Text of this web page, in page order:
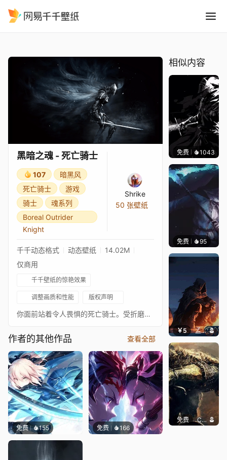
黑暗之魂 - 死亡骑士
107
暗黑风
死亡骑士
游戏
骑士
魂系列
Boreal Outrider
Knight
Shrike
50 张壁纸
千千动态格式 动态壁纸
14.02M
仅商用
千千壁纸的惊艳效果
调整画质和性能 版权声明
你面前站着令人畏惧的死亡骑士。受折磨的灵魂幽光从它背后流出，预示着如果你未能战胜这可憎之物的命运。图片：Boreal Outrider Knight Dark Souls III 作者 Deridder45 音乐：The Call - League of Legends 如果你喜欢我的动画风格，请告诉我并留言。同时欢迎关注我并查看我的其他作品。
作者的其他作品 查看全部
免费 155 免费 166
相似内容
免费 1043
免费 95 𝙩𝙢𝙊𝙟𝙞
￥5 孟婆干杯
免费 Chill Knight